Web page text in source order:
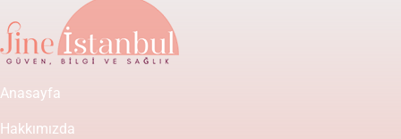
Anasayfa
Hakkımızda